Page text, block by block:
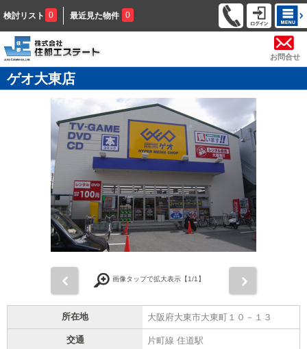
検討リスト 0 最近見た物件 0
お問合せ
ゲオ大東店
画像タップで拡大表示【1/1】
所在地 大阪府大東市大東町１０－１３
交通 片町線 住道駅